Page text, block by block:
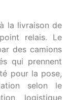
la livraison de
relais. Le
des camions
qui prennent
pour la pose,
selon le
logistique